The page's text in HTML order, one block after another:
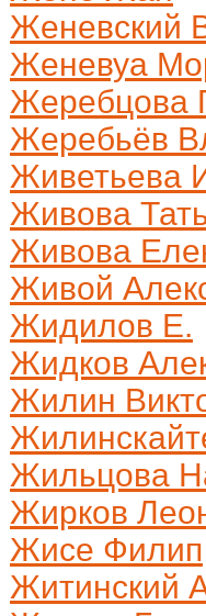
Женевский
Женевуа
Жеребцова
Жеребьёв
Живетьева
Живова
Живова
Живой
Жидилов Е.
Жидков
Жилин
Жильцова
Жирков
Жисе Филип
Житинский